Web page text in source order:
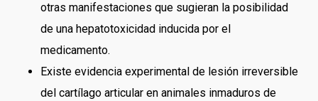
otras manifestaciones que sugieran la posibilidad
de una hepatotoxicidad inducida por el
medicamento.
Existe evidencia experimental de lesión irreversible
del cartílago articular en animales inmaduros de